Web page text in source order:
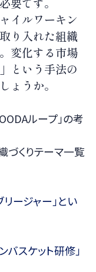
イルワーキン
り入れた組織
変化する市場
という手法の
ょうか。
ループ」の考
づくりテーマ一覧
リージャー」とい
バスケット研修」